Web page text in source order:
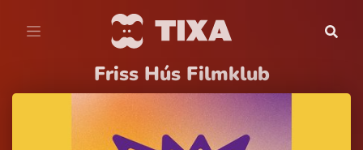
Friss Hús Filmklub